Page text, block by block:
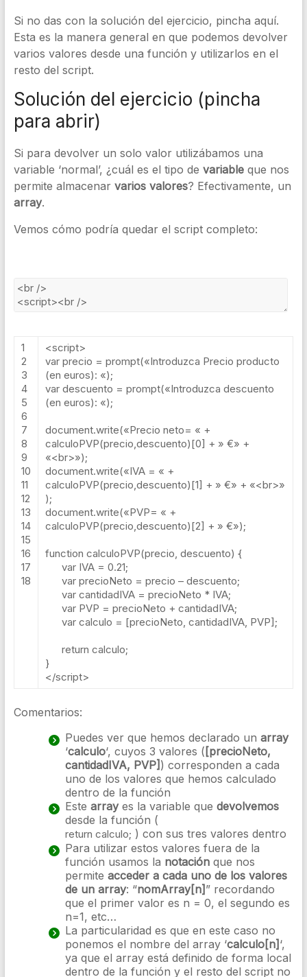
Si no das con la solución del ejercicio, pincha aquí.
Esta es la manera general en que podemos devolver
varios valores desde una función y utilizarlos en el
resto del script.
Solución del ejercicio (pincha
para abrir)
Si para devolver un solo valor utilizábamos una
variable ‘normal’, ¿cuál es el tipo de variableque nos
permite almacenar varios valores? Efectivamente, un
array.
Vemos cómo podría quedar el script completo:
1
2
3
4
5
6
7
8
9
10
11
12
13
14
15
16
17
18
<script>
var precio = prompt(«Introduzca Precio producto
(en euros): «);
var descuento = prompt(«Introduzca descuento
(en euros): «);
document.write(«Precio neto= « +
calculoPVP(precio,descuento)[0] + » €» +
«<br>»);
document.write(«IVA = « +
calculoPVP(precio,descuento)[1] + » €» + «<br>»
);
document.write(«PVP= « +
calculoPVP(precio,descuento)[2] + » €»);
function calculoPVP(precio, descuento) {
var IVA = 0.21;
var precioNeto = precio – descuento;
var cantidadIVA = precioNeto * IVA;
var PVP = precioNeto + cantidadIVA;
var calculo = [precioNeto, cantidadIVA, PVP];
return calculo;
}
</script>
Comentarios:
Puedes ver que hemos declarado un array
‘calculo‘, cuyos 3 valores ( [precioNeto,
cantidadIVA, PVP] ) corresponden a cada
uno de los valores que hemos calculado
dentro de la función
Este arrayes la variable que devolvemos
desde la función (
return calculo; ) con sus tres valores dentro
Para utilizar estos valores fuera de la
función usamos la notaciónque nos
permite acceder a cada uno de los valores
de un array: “nomArray[n] ” recordando
que el primer valor es n = 0, el segundo es
n=1, etc…
La particularidad es que en este caso no
ponemos el nombre del array ‘calculo[n] ‘,
ya que el array está definido de forma local
dentro de la función y el resto del script no